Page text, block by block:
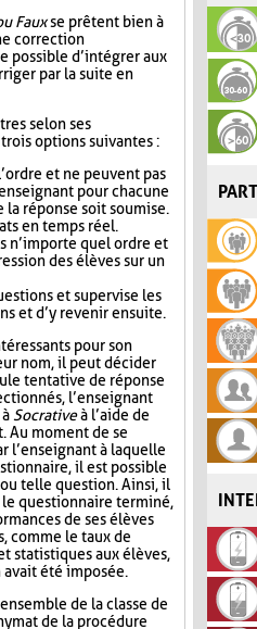
Fauxse prêtent bien à
correction
possible d’intégrer aux
par la suite en
selon ses
options suivantes :
et ne peuvent pas
pour chacune
la réponse soit soumise.
en temps réel.
n’importe quel ordre et
des élèves sur un
et supervise les
et d’y revenir ensuite.
pour son
nom, il peut décider
tentative de réponse
l’enseignant
Socrativeà l’aide de
moment de se
l’enseignant à laquelle
il est possible
telle question. Ainsi, il
questionnaire terminé,
de ses élèves
comme le taux de
statistiques aux élèves,
été imposée.
de la classe de
de la procédure